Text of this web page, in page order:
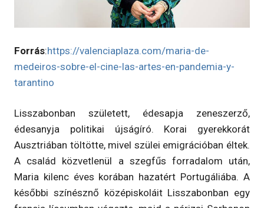
Forrás:https://valenciaplaza.com/maria-de-
medeiros-sobre-el-cine-las-artes-en-pandemia-y-
tarantino
Lisszabonban született, édesapja zeneszerző,
édesanyja politikai újságíró. Korai gyerekkorát
Ausztriában töltötte, mivel szülei emigrációban éltek.
A család közvetlenül a szegfűs forradalom után,
Maria kilenc éves korában hazatért Portugáliába. A
későbbi színésznő középiskoláit Lisszabonban egy